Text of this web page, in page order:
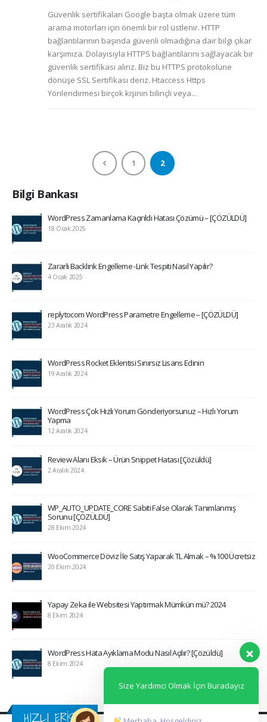
Güvenlik sertifikaları Google başta olmak üzere tüm
arama motorları için önemli bir rol üstlenir. HTTP
bağlantılarının başında güvenli olmadığına dair bilgi çıkar
karşımıza. Dolayısıyla HTTPS bağlantılarını sağlayacak bir
güvenlik sertifikası alırız. Biz bu HTTPS protokolüne
dönüşe SSL Sertifikası deriz. Htaccess Https
Yönlendirmesi birçok kişinin bilinçli veya...
1 2
Bilgi Bankası
WordPress Zamanlama Kaçırıldı Hatası Çözümü – [ÇÖZÜLDÜ]
18 Ocak 2025
Zararlı Backlink Engelleme -Link Tespiti Nasıl Yapılır?
4 Ocak 2025
replytocom WordPress Parametre Engelleme – [ÇÖZÜLDÜ]
23 Aralık 2024
WordPress Rocket Eklentisi Sınırsız Lisans Edinin
19 Aralık 2024
WordPress Çok Hızlı Yorum Gönderiyorsunuz – Hızlı Yorum
Yapma
12 Aralık 2024
Review Alanı Eksik – Ürün Snippet Hatası [Çözüldü]
2 Aralık 2024
WP_AUTO_UPDATE_CORE Sabiti False Olarak Tanımlanmış
Sorunu [ÇÖZÜLDÜ]
28 Ekim 2024
WooCommerce Döviz İle Satış Yaparak TL Almak – %100 Ücretsiz
20 Ekim 2024
Yapay Zeka ile Websitesi Yaptırmak Mümkün mü? 2024
8 Ekim 2024
WordPress Hata Ayıklama Modu Nasıl Açılır? [Çözüldü]
8 Ekim 2024
HIZLI ERİŞİM
Size Yardımcı Olmak İçin Buradayız